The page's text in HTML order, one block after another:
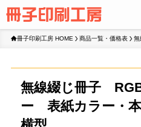
冊子印刷工房 HOME 商品一覧・価格表 無
無線綴じ冊子
ー 表紙カラー・